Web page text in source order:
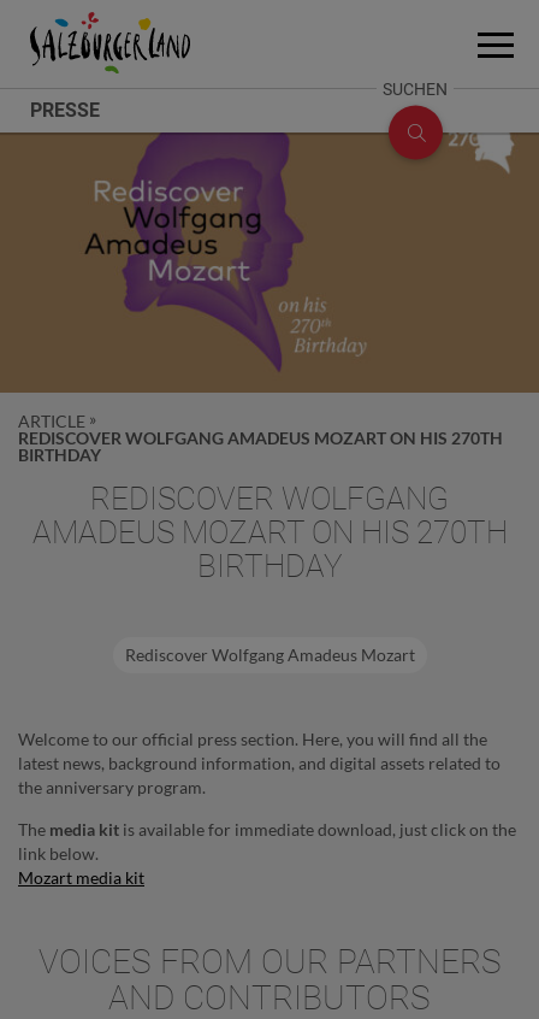
Zum InhaltAccesskey
[0]
Zum SeitenanfangAccesskey
[1]
Zum Fuß-BereichAccesskey
[2]
PRESSE
Menü
SUCHEN
SUCHE
ÖFFNEN
ARTICLE
REDISCOVER WOLFGANG AMADEUS MOZART ON HIS 270TH
BIRTHDAY
REDISCOVER WOLFGANG
AMADEUS MOZART ON HIS 270TH
BIRTHDAY
Rediscover Wolfgang Amadeus Mozart
Welcome to our official press section. Here, you will find all the
latest news, background information, and digital assets related to
the anniversary program.
The media kit is available for immediate download, just click on the
link below.
Mozart media kit
VOICES FROM OUR PARTNERS
AND CONTRIBUTORS